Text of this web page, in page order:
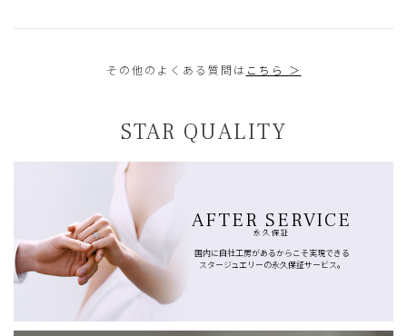
その他のよくある質問は こちら ＞
STAR QUALITY
AFTER SERVICE
永久保証
国内に自社工房があるからこそ実現できる
スタージュエリーの永久保証サービス。